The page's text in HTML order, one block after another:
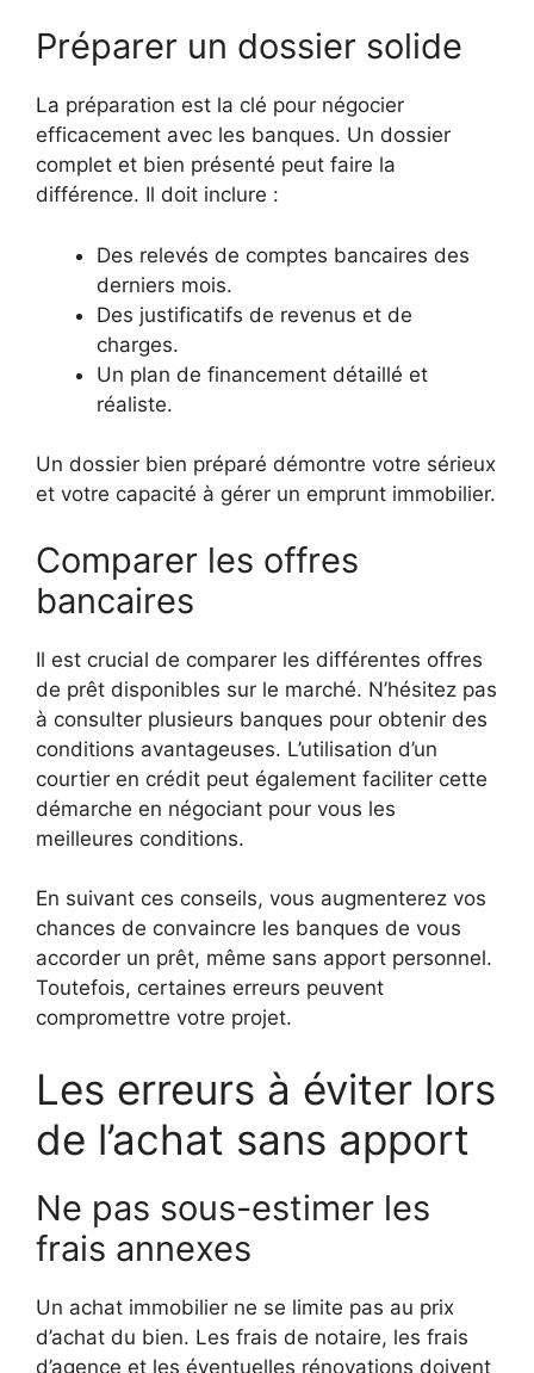
Préparer un dossier solide
La préparation est la clé pour négocier
efficacement avec les banques. Un dossier
complet et bien présenté peut faire la
différence. Il doit inclure :
Des relevés de comptes bancaires des
derniers mois.
Des justificatifs de revenus et de
charges.
Un plan de financement détaillé et
réaliste.
Un dossier bien préparé démontre votre sérieux
et votre capacité à gérer un emprunt immobilier.
Comparer les offres
bancaires
Il est crucial de comparer les différentes offres
de prêt disponibles sur le marché. N’hésitez pas
à consulter plusieurs banques pour obtenir des
conditions avantageuses. L’utilisation d’un
courtier en crédit peut également faciliter cette
démarche en négociant pour vous les
meilleures conditions.
En suivant ces conseils, vous augmenterez vos
chances de convaincre les banques de vous
accorder un prêt, même sans apport personnel.
Toutefois, certaines erreurs peuvent
compromettre votre projet.
Les erreurs à éviter lors
de l’achat sans apport
Ne pas sous-estimer les
frais annexes
Un achat immobilier ne se limite pas au prix
d’achat du bien. Les frais de notaire, les frais
d’agence et les éventuelles rénovations doivent